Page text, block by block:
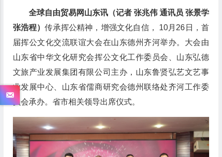
全球自由贸易网山东讯（记者 张兆伟 通讯员 张景学
张浩程）传承挥公精神，增强文化自信， 10月26日，首
届挥公文化交流联谊大会在山东德州齐河举办。大会由
山东省中华文化研究会挥公文化工作委员会、山东弘德
文旅产业发展集团有限公司主办，山东鲁贤弘艺文艺事
业发展中心、山东省儒商研究会德州联络处齐河工作委
员会承办。省市相关领导出席仪式。